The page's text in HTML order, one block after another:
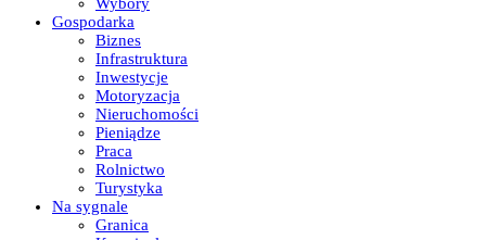
Gospodarka
Biznes
Infrastruktura
Inwestycje
Motoryzacja
Nieruchomości
Pieniądze
Praca
Rolnictwo
Turystyka
Na sygnale
Granica